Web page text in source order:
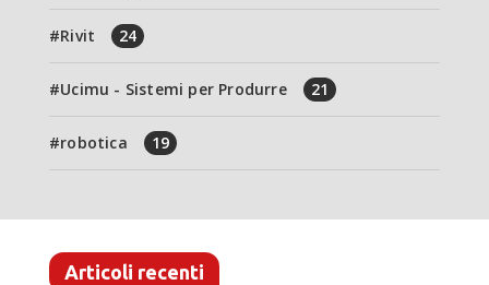
Rivit 24
Ucimu - Sistemi per Produrre 21
robotica 19
Articoli recenti